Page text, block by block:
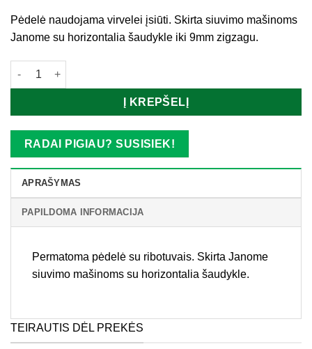
Pėdelė naudojama virvelei įsiūti. Skirta siuvimo mašinoms
Janome su horizontalia šaudykle iki 9mm zigzagu.
produkto kiekis: Janome permatoma pėdelė su ribotuvais
Į KREPŠELĮ
RADAI PIGIAU? SUSISIEK!
APRAŠYMAS
PAPILDOMA INFORMACIJA
Permatoma pėdelė su ribotuvais. Skirta Janome
siuvimo mašinoms su horizontalia šaudykle.
TEIRAUTIS DĖL PREKĖS